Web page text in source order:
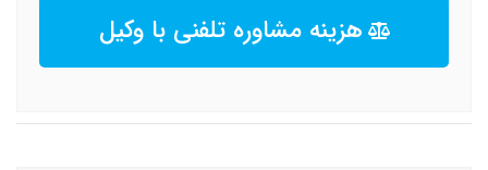
هزینه مشاوره تلفنی با وکیل